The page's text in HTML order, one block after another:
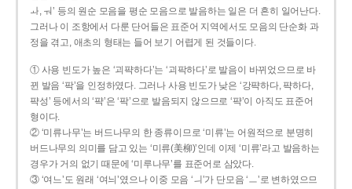
ㅘ, ㅝ’ 등의 원순 모음을 평순 모음으로 발음하는 일은 더 흔히 일어난다.
그러나 이 조항에서 다룬 단어들은 표준어 지역에서도 모음의 단순화 과
정을 겪고, 애초의 형태는 들어 보기 어렵게 된 것들이다.
① 사용 빈도가 높은 ‘괴퍅하다’는 ‘괴팍하다’로 발음이 바뀌었으므로 바
뀐 발음 ‘팍’을 인정하였다. 그러나 사용 빈도가 낮은 ‘강퍅하다, 퍅하다,
퍅성’ 등에서의 ‘퍅’은 ‘팍’으로 발음되지 않으므로 ‘퍅’이 아직도 표준어
형이다.
② ‘미류나무’는 버드나무의 한 종류이므로 ‘미류’는 어원적으로 분명히
버드나무의 의미를 담고 있는 ‘미류(美柳)’인데 이제 ‘미류’라고 발음하는
경우가 거의 없기 때문에 ‘미루나무’를 표준어로 삼았다.
③ ‘여느’도 원래 ‘여늬’였으나 이중 모음 ‘ㅢ’가 단모음 ‘ㅡ’로 변하였으므